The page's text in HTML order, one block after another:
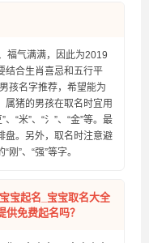
福气满满，因此为2019
结合生肖喜忌和五行平
孩名字推荐，希望能为
属猪的男孩在取名时宜用
、“米”、“氵”、“金”等。最
盘。另外，取名时注意避
”、“强”等字。
宝起名_宝宝取名大全
供免费起名吗？